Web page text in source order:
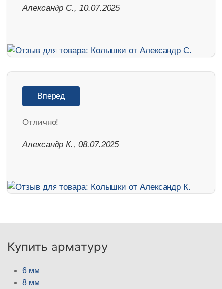
Александр С., 10.07.2025
Вперед
Отлично!
Александр К., 08.07.2025
Купить арматуру
6 мм
8 мм